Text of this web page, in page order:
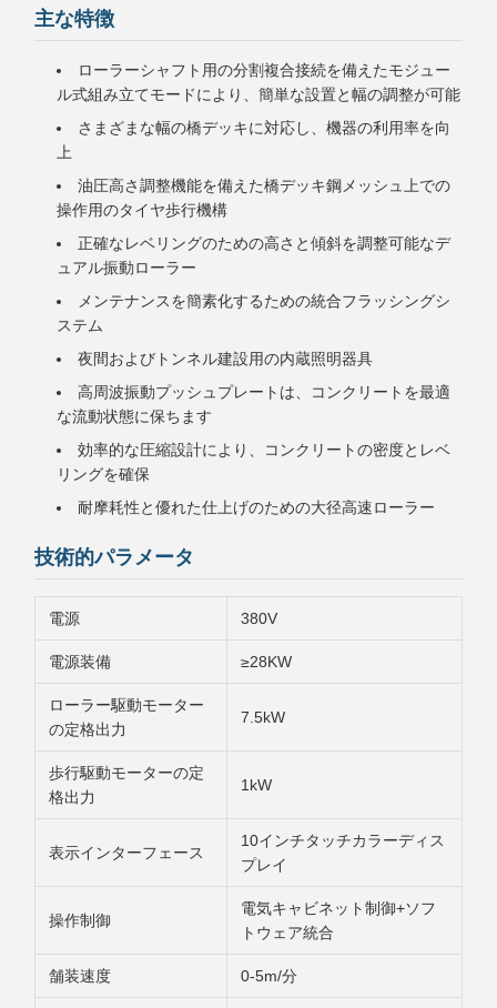
主な特徴
ローラーシャフト用の分割複合接続を備えたモジュー
ル式組み立てモードにより、簡単な設置と幅の調整が可能
さまざまな幅の橋デッキに対応し、機器の利用率を向
上
油圧高さ調整機能を備えた橋デッキ鋼メッシュ上での
操作用のタイヤ歩行機構
正確なレベリングのための高さと傾斜を調整可能なデ
ュアル振動ローラー
メンテナンスを簡素化するための統合フラッシングシ
ステム
夜間およびトンネル建設用の内蔵照明器具
高周波振動プッシュプレートは、コンクリートを最適
な流動状態に保ちます
効率的な圧縮設計により、コンクリートの密度とレベ
リングを確保
耐摩耗性と優れた仕上げのための大径高速ローラー
技術的パラメータ
電源 380V
電源装備 ≥28KW
ローラー駆動モーター
の定格出力
7.5kW
歩行駆動モーターの定
格出力
1kW
表示インターフェース
10インチタッチカラーディス
プレイ
操作制御
電気キャビネット制御+ソフ
トウェア統合
舗装速度 0-5m/分